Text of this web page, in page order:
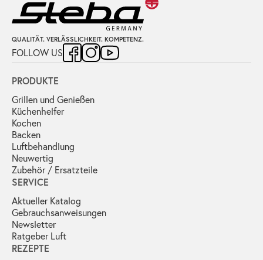
QUALITÄT. VERLÄSSLICHKEIT. KOMPETENZ.
FOLLOW US
PRODUKTE
Grillen und Genießen
Küchenhelfer
Kochen
Backen
Luftbehandlung
Neuwertig
Zubehör / Ersatzteile
SERVICE
Aktueller Katalog
Gebrauchs­anweisungen
Newsletter
Ratgeber Luft
REZEPTE